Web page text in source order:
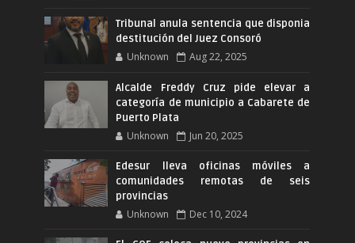
Tribunal anula sentencia que disponia
destitución del Juez Consoró
Unknown Aug 22, 2025
Alcalde Freddy Cruz pide elevar a
categoría de municipio a Cabarete de
Puerto Plata
Unknown Jun 20, 2025
Edesur lleva oficinas móviles a
comunidades remotas de seis
provincias
Unknown Dec 10, 2024